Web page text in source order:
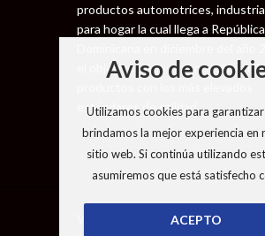
productos automotrices,
para hogar la cual llega a República
el objetivo de llevar a nuestros
estándares de calidad.
Vento Dominicana S. A © 2026
Aviso de
Utilizamos cookies para
brindamos la mejor experiencia en
sitio web. Si continúa utilizando
asumiremos que está satisfecho
ACEPTO